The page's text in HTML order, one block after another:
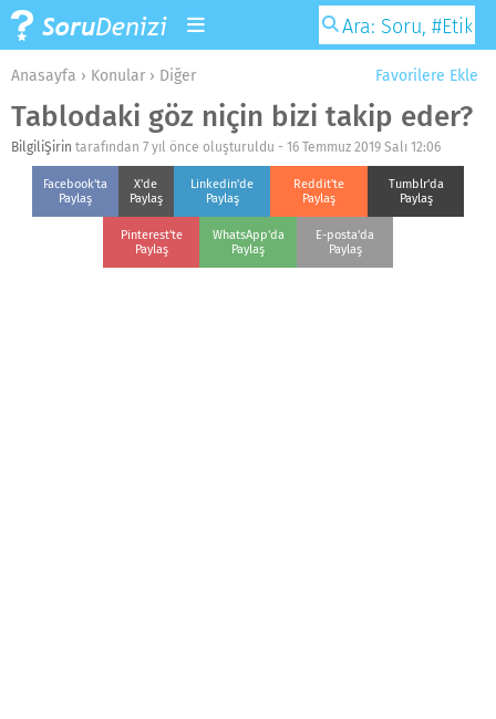
Favorilere Ekle
Anasayfa › Konular › Diğer
Tablodaki göz niçin bizi takip eder?
BilgiliŞirin tarafından 7 yıl önce oluşturuldu - 16 Temmuz 2019 Salı 12:06
Facebook'ta
Paylaş
X'de
Paylaş
Linkedin'de
Paylaş
Reddit'te
Paylaş
Tumblr'da
Paylaş
Pinterest'te
Paylaş
WhatsApp'da
Paylaş
E-posta'da
Paylaş